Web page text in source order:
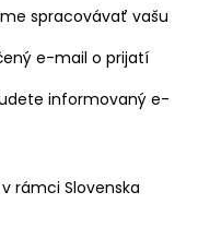
spracovávať vašu
e-mail o prijatí
informovaný e-
rámci Slovenska